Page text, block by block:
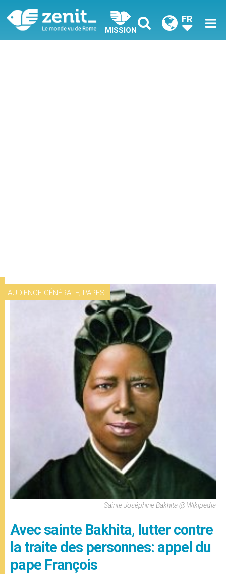
MISSION
FR
AUDIENCE GÉNÉRALE, PAPES
Sainte Joséphine Bakhita @ Wikipedia
Avec sainte Bakhita, lutter contre
la traite des personnes: appel du
pape François